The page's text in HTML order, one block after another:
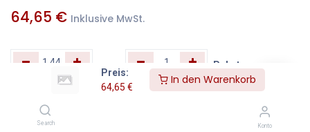
Preis:
64,65 €
In den Warenkorb
Search Konto
64,65 € Inklusive MwSt.
Pakete
Zum Warenkorb hinzufügen